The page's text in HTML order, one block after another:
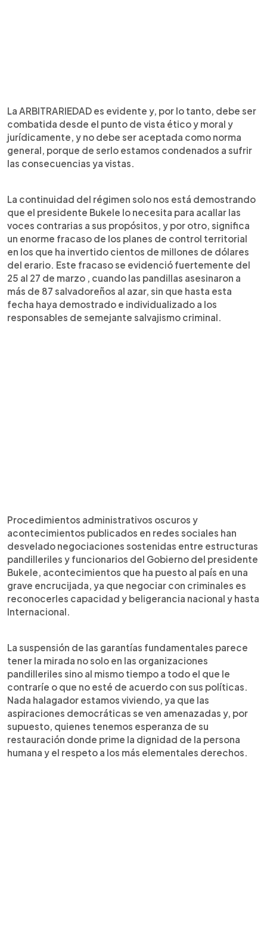
La ARBITRARIEDAD es evidente y, por lo tanto, debe ser
combatida desde el punto de vista ético y moral y
jurídicamente, y no debe ser aceptada como norma
general, porque de serlo estamos condenados a sufrir
las consecuencias ya vistas.
La continuidad del régimen solo nos está demostrando
que el presidente Bukele lo necesita para acallar las
voces contrarias a sus propósitos, y por otro, significa
un enorme fracaso de los planes de control territorial
en los que ha invertido cientos de millones de dólares
del erario. Este fracaso se evidenció fuertemente del
25 al 27 de marzo , cuando las pandillas asesinaron a
más de 87 salvadoreños al azar, sin que hasta esta
fecha haya demostrado e individualizado a los
responsables de semejante salvajismo criminal.
Procedimientos administrativos oscuros y
acontecimientos publicados en redes sociales han
desvelado negociaciones sostenidas entre estructuras
pandilleriles y funcionarios del Gobierno del presidente
Bukele, acontecimientos que ha puesto al país en una
grave encrucijada, ya que negociar con criminales es
reconocerles capacidad y beligerancia nacional y hasta
Internacional.
La suspensión de las garantías fundamentales parece
tener la mirada no solo en las organizaciones
pandilleriles sino al mismo tiempo a todo el que le
contraríe o que no esté de acuerdo con sus políticas.
Nada halagador estamos viviendo, ya que las
aspiraciones democráticas se ven amenazadas y, por
supuesto, quienes tenemos esperanza de su
restauración donde prime la dignidad de la persona
humana y el respeto a los más elementales derechos.